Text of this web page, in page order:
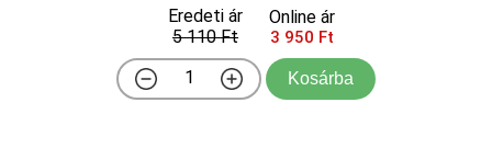
Eredeti ár
5 110 Ft
Online ár
3 950 Ft
Kosárba